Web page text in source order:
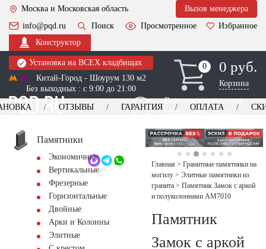
Москва и Московская область
Вызов менеджера
info@pqd.ru
Поиск Просмотренное
Избранное
Конструктор
Установка на ВСЕХ кладбищах
Китай-Город - Шоурум 130 м2
Без выходных : с 9:00 до 21:00
0
0 0 руб.
Корзина
Выезд менеджера для
оформления заказа
+7 (495) 518-44-23
Обратный звонок
ОТЗЫВЫ ГАРАНТИЯ ОПЛАТА
Памятники
Экономичные
Вертикальные
Фрезерные
Горизонтальные
Двойные
Арки и Колонны
Элитные
Главная > Гранитные памятники на
могилу > Элитные памятники из
гранита > Памятник Замок с аркой
и полуколоннами AM7010
Памятник
Замок с аркой